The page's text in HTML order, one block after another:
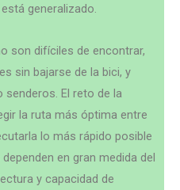
generalizado.
son difíciles de encontrar,
sin bajarse de la bici, y
senderos. El reto de la
la ruta más óptima entre
lo más rápido posible
en gran medida del
y capacidad de